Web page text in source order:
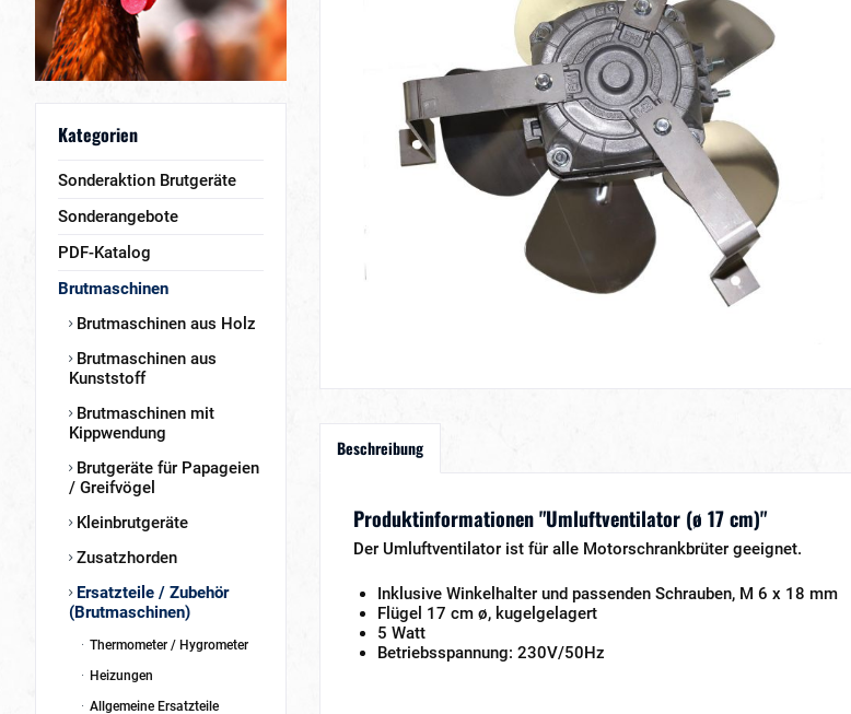
Kategorien
Sonderaktion Brutgeräte
Sonderangebote
PDF-Katalog
Brutmaschinen
Brutmaschinen aus Holz
Brutmaschinen aus
Kunststoff
Brutmaschinen mit
Kippwendung
Brutgeräte für Papageien
/ Greifvögel
Kleinbrutgeräte
Zusatzhorden
Ersatzteile / Zubehör
(Brutmaschinen)
Thermometer / Hygrometer
Heizungen
Allgemeine Ersatzteile
Beschreibung
Produktinformationen "Umluftventilator (ø 17 cm)"
Der Umluftventilator ist für alle Motorschrankbrüter geeignet.
Inklusive Winkelhalter und passenden Schrauben, M 6 x 18 mm
Flügel 17 cm ø, kugelgelagert
5 Watt
Betriebsspannung: 230V/50Hz